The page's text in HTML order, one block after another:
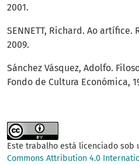
2001.
SENNETT, Richard. Ao artífice.
2009.
Sánchez Vásquez, Adolfo.
Fondo de Cultura Económica,
Este trabalho está licenciado sob
Commons Attribution 4.0